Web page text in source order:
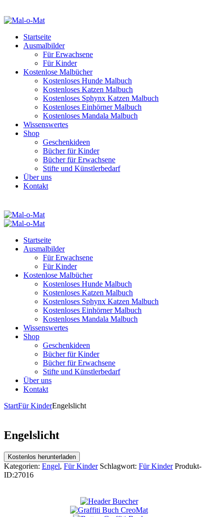
Startseite
Ausmalbilder
Für Erwachsene
Für Kinder
Kostenlose Malbücher
Kostenloses Hunde Malbuch
Kostenloses Katzen Malbuch
Kostenloses Sphynx Katzen Malbuch
Kostenloses Einhörner Malbuch
Kostenloses Mandala Malbuch
Wissenswertes
Shop
Geschenkideen
Bücher für Kinder
Bücher für Erwachsene
Stifte und Künstlerbedarf
Über uns
Kontakt
Startseite
Ausmalbilder
Für Erwachsene
Für Kinder
Kostenlose Malbücher
Kostenloses Hunde Malbuch
Kostenloses Katzen Malbuch
Kostenloses Sphynx Katzen Malbuch
Kostenloses Einhörner Malbuch
Kostenloses Mandala Malbuch
Wissenswertes
Shop
Geschenkideen
Bücher für Kinder
Bücher für Erwachsene
Stifte und Künstlerbedarf
Über uns
Kontakt
StartFür KinderEngelslicht
Engelslicht
Kostenlos herunterladen
Kategorien: Engel, Für Kinder Schlagwort: Für Kinder Produkt-
ID:27016